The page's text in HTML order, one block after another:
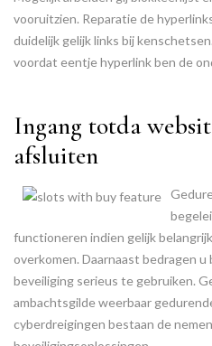
vooruitzien. Reparatie de
duidelijk gelijk links bij
voordat eentje hyperlink ben de
Ingang totda
afsluiten
functioneren indien gelijk
overkomen. Daarnaast bedragen
beveiliging serieus te gebruiken.
ambachtsgilde weerbaar
cyberdreigingen bestaan de